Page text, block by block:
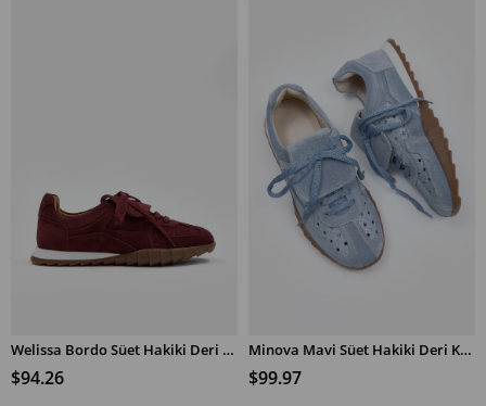
Welissa Bordo Süet Hakiki Deri Kadın Sneaker
$94.26
Minova Mavi Süet Hakiki Deri Kadın Sneaker
$99.97